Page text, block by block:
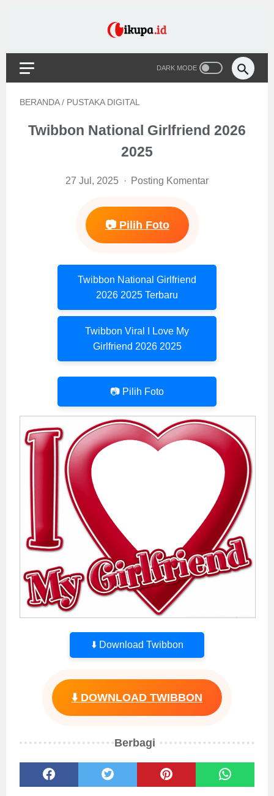
BERANDA / PUSTAKA DIGITAL
Twibbon National Girlfriend 2026
2025
27 Jul, 2025 Posting Komentar
📷 Pilih Foto
Twibbon National Girlfriend
2026 2025 Terbaru
Twibbon Viral I Love My
Girlfriend 2026 2025
📷 Pilih Foto
⬇️ Download Twibbon
⬇️ DOWNLOAD TWIBBON
Berbagi